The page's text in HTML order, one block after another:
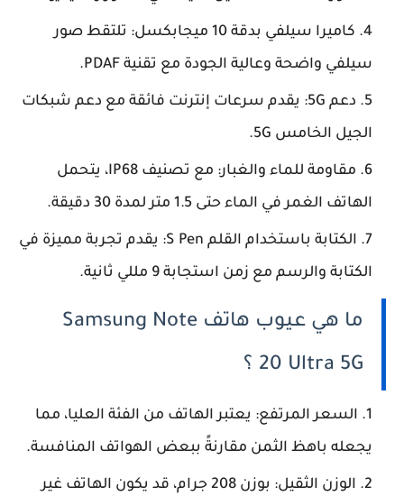
كاميرا سيلفي بدقة 10 ميجابكسل: تلتقط صور
سيلفي واضحة وعالية الجودة مع تقنية PDAF.
دعم 5G: يقدم سرعات إنترنت فائقة مع دعم شبكات
الجيل الخامس 5G.
مقاومة للماء والغبار: مع تصنيف IP68، يتحمل
الهاتف الغمر في الماء حتى 1.5 متر لمدة 30 دقيقة.
الكتابة باستخدام القلم S Pen: يقدم تجربة مميزة في
الكتابة والرسم مع زمن استجابة 9 مللي ثانية.
ما هي عيوب هاتف Samsung Note
20 Ultra 5G ؟
السعر المرتفع: يعتبر الهاتف من الفئة العليا، مما
يجعله باهظ الثمن مقارنةً ببعض الهواتف المنافسة.
الوزن الثقيل: بوزن 208 جرام، قد يكون الهاتف غير